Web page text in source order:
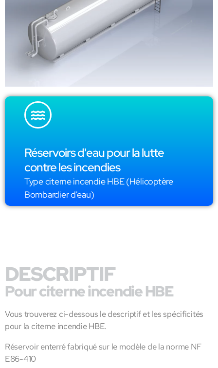
Réservoirs d'eau pour la lutte
contre les incendies
Type citerne incendie HBE (Hélicoptère
Bombardier d'eau)
DESCRIPTIF
Pour citerne incendie HBE
Vous trouverez ci-dessous le descriptif et les spécificités
pour la citerne incendie HBE.
Réservoir enterré fabriqué sur le modèle de la norme NF
E86-410